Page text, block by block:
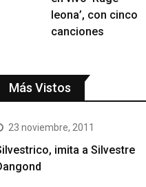
leona’, con cinco
canciones
Más Vistos
23 noviembre, 2011
imita a Silvestre